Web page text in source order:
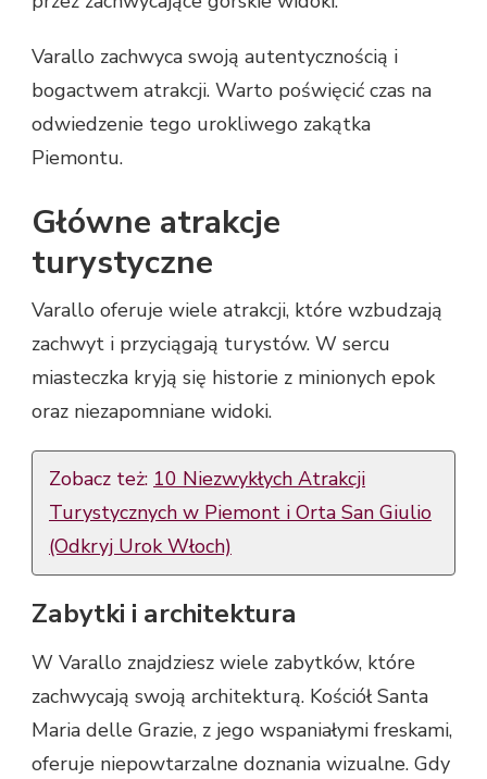
Varallo zachwyca swoją autentycznością i
bogactwem atrakcji. Warto poświęcić czas na
odwiedzenie tego urokliwego zakątka
Piemontu.
Główne atrakcje
turystyczne
Varallo oferuje wiele atrakcji, które wzbudzają
zachwyt i przyciągają turystów. W sercu
miasteczka kryją się historie z minionych epok
oraz niezapomniane widoki.
Zobacz też: 10 Niezwykłych Atrakcji
Turystycznych w Piemont i Orta San Giulio
(Odkryj Urok Włoch)
Zabytki i architektura
W Varallo znajdziesz wiele zabytków, które
zachwycają swoją architekturą. Kościół Santa
Maria delle Grazie, z jego wspaniałymi freskami,
oferuje niepowtarzalne doznania wizualne. Gdy